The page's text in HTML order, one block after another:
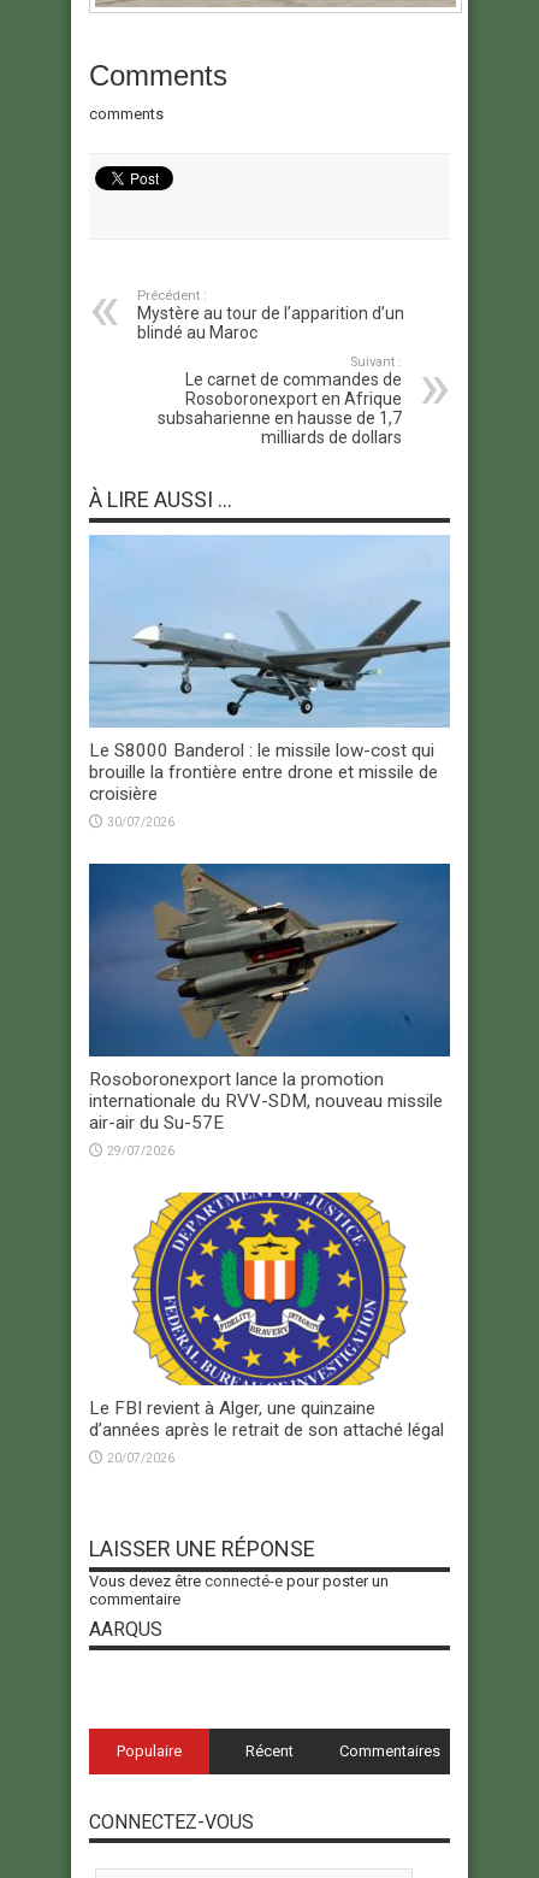
Comments
comments
Précédent :
Mystère au tour de l’apparition d’un
blindé au Maroc
Suivant :
Le carnet de commandes de
Rosoboronexport en Afrique
subsaharienne en hausse de 1,7
milliards de dollars
À LIRE AUSSI ...
Le S8000 Banderol : le missile low-cost qui
brouille la frontière entre drone et missile de
croisière
30/07/2026
Rosoboronexport lance la promotion
internationale du RVV-SDM, nouveau missile
air-air du Su-57E
29/07/2026
Le FBI revient à Alger, une quinzaine
d’années après le retrait de son attaché légal
20/07/2026
LAISSER UNE RÉPONSE
Vous devez être connecté-e pour poster un
commentaire
AARQUS
Populaire Récent Commentaires
CONNECTEZ-VOUS